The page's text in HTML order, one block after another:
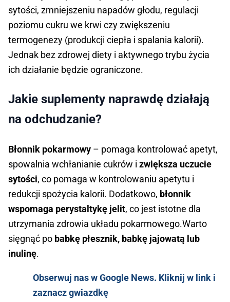
sytości, zmniejszeniu napadów głodu, regulacji
poziomu cukru we krwi czy zwiększeniu
termogenezy (produkcji ciepła i spalania kalorii).
Jednak bez zdrowej diety i aktywnego trybu życia
ich działanie będzie ograniczone.
Jakie suplementy naprawdę działają
na odchudzanie?
Błonnik pokarmowy – pomaga kontrolować apetyt,
spowalnia wchłanianie cukrów i zwiększa uczucie
sytości, co pomaga w kontrolowaniu apetytu i
redukcji spożycia kalorii. Dodatkowo, błonnik
wspomaga perystaltykę jelit, co jest istotne dla
utrzymania zdrowia układu pokarmowego.Warto
sięgnąć po babkę płesznik, babkę jajowatą lub
inulinę.
Obserwuj nas w Google News. Kliknij w link i
zaznacz gwiazdkę